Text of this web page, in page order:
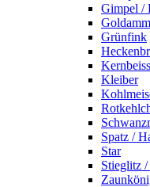
Gimpel /
Grünfink
Kleiber
Spatz /
Star
Stieglitz